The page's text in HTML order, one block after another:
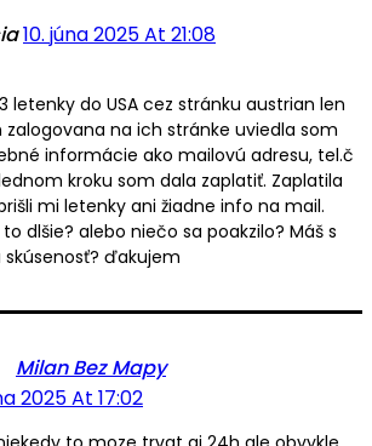
10. júna 2025 At 21:08
letenky do USA cez stránku austrian len
zalogovana na ich stránke uviedla som
informácie ako mailovú adresu, tel.č
kroku som dala zaplatiť. Zaplatila
mi letenky ani žiadne info na mail.
dlšie? alebo niečo sa poakzilo? Máš s
ďakujem
Milan Bez Mapy
2025 At 17:02